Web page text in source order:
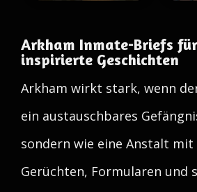
Arkham Inmate-Briefs
inspirierte Geschichten
Arkham wirkt stark, wenn
ein austauschbares
sondern wie eine Anstalt mit
Gerüchten, Formularen und